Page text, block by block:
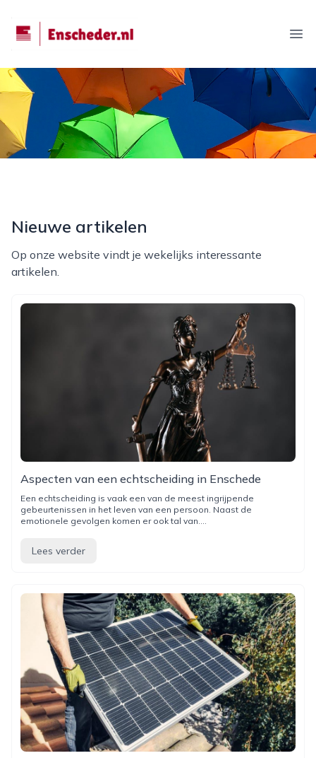
enscheder.nl
Nieuwe artikelen
Op onze website vindt je wekelijks interessante
artikelen.
Aspecten van een echtscheiding in Enschede
Een echtscheiding is vaak een van de meest ingrijpende
gebeurtenissen in het leven van een persoon. Naast de
emotionele gevolgen komen er ook tal van....
Lees verder